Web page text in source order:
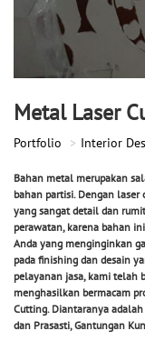
Metal Laser
Portfolio Interior
Bahan metal merupakan
bahan partisi. Dengan laser
yang sangat detail dan
perawatan, karena bahan
Anda yang menginginkan
pada finishing dan desain
pelayanan jasa, kami telah
menghasilkan bermacam
Cutting. Diantaranya
dan Prasasti, Gantungan